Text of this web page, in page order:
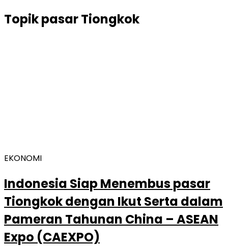
Topikpasar Tiongkok
EKONOMI
Indonesia Siap Menembus pasar
Tiongkok dengan Ikut Serta dalam
Pameran Tahunan China – ASEAN
Expo (CAEXPO)